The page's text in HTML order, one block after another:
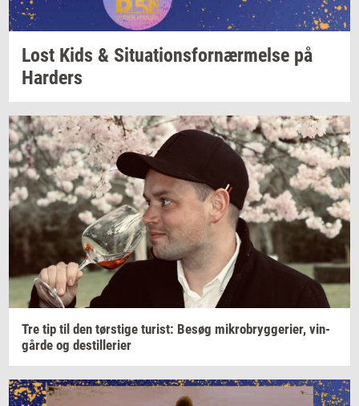
Lost Kids & Si­tu­a­tions­for­nær­mel­se på
Har­ders
Tre tip til den tørsti­ge turist: Besøg mi­kro­bryg­ge­ri­er, vin­
går­de og destil­le­ri­er